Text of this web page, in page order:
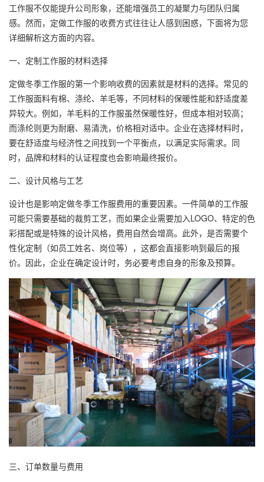
工作服不仅能提升公司形象，还能增强员工的凝聚力与团队归属
感。然而，定做工作服的收费方式往往让人感到困惑，下面将为您
详细解析这方面的内容。
一、定制工作服的材料选择
定做冬季工作服的第一个影响收费的因素就是材料的选择。常见的
工作服面料有棉、涤纶、羊毛等，不同材料的保暖性能和舒适度差
异较大。例如，羊毛料的工作服虽然保暖性好，但成本相对较高；
而涤纶则更为耐磨、易清洗，价格相对适中。企业在选择材料时，
要在舒适度与经济性之间找到一个平衡点，以满足实际需求。同
时，品牌和材料的认证程度也会影响最终报价。
二、设计风格与工艺
设计也是影响定做冬季工作服费用的重要因素。一件简单的工作服
可能只需要基础的裁剪工艺，而如果企业需要加入LOGO、特定的色
彩搭配或是特殊的设计风格，费用自然会增高。此外，是否需要个
性化定制（如员工姓名、岗位等），这都会直接影响到最后的报
价。因此，企业在确定设计时，务必要考虑自身的形象及预算。
三、订单数量与费用